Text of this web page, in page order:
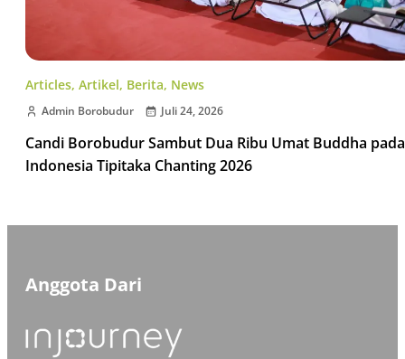
Articles, Artikel, Berita, News
Admin Borobudur Juli 24, 2026
Candi Borobudur Sambut Dua Ribu Umat Buddha pada
Indonesia Tipitaka Chanting 2026
Anggota Dari